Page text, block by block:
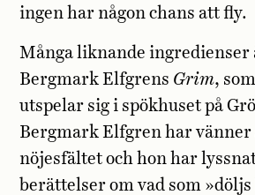
ingen har någon chans att fly.
Många liknande ingredienser
Bergmark Elfgrens Grim,
utspelar sig i spökhuset på
Bergmark Elfgren har vänner
nöjesfältet och hon har
berättelser om vad som »döljs